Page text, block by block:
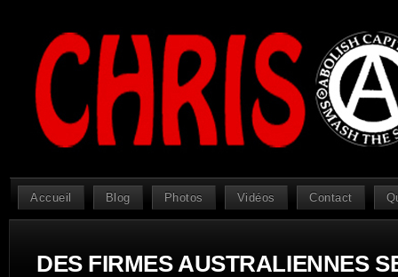
Accueil Blog Photos Vidéos Contact
DES FIRMES AUSTRALIENNES